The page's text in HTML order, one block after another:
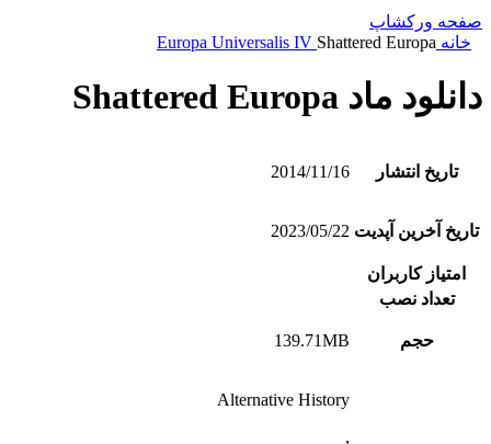
صفحه ورکشاپ
خانه
Europa Universalis IV Shattered Europa
دانلود ماد Shattered Europa
تاریخ انتشار 2014/11/16
تاریخ آخرین آپدیت 2023/05/22
امتیاز کاربران
تعداد نصب
حجم 139.71MB
Alternative History
,